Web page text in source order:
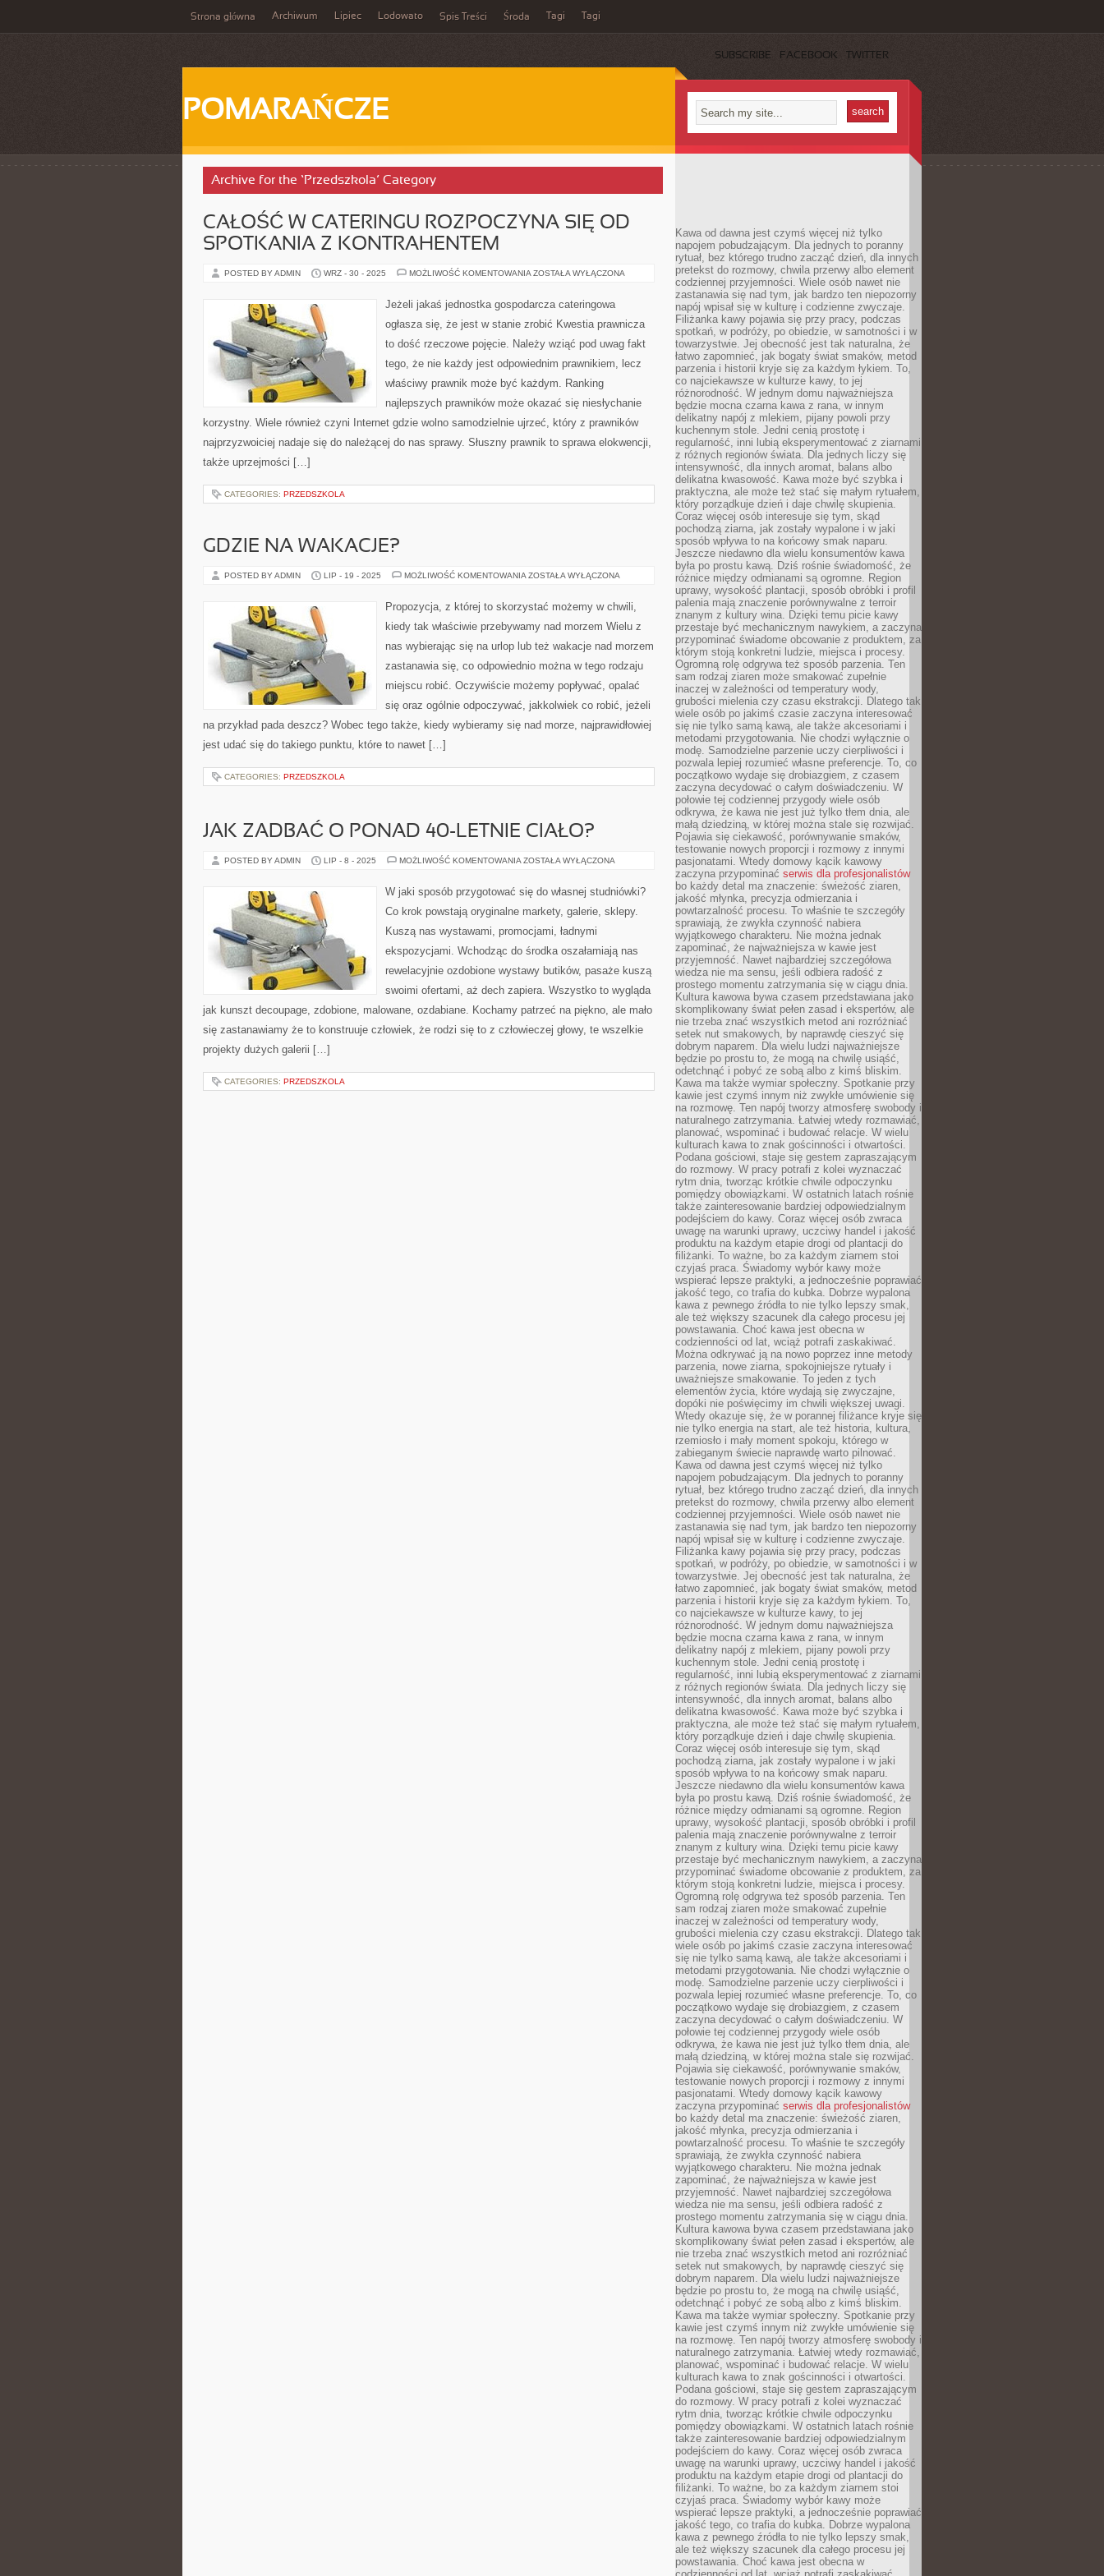
Strona główna Archiwum Lipiec Lodowato Spis Treści Środa Tagi Tagi
SUBSCRIBE FACEBOOK TWITTER
POMARAŃCZE
Archive for the ‘Przedszkola’ Category
CAŁOŚĆ W CATERINGU ROZPOCZYNA SIĘ OD
SPOTKANIA Z KONTRAHENTEM
POSTED BY ADMIN WRZ - 30 - 2025 MOŻLIWOŚĆ KOMENTOWANIA CAŁOŚĆ
ROZPOCZYNA
SIĘ
SPOTKANIA
KONTRAHENTEM
ZOSTAŁA WYŁĄCZONA
Jeżeli jakaś jednostka gospodarcza cateringowa
ogłasza się, że jest w stanie zrobić Kwestia prawnicza
to dość rzeczowe pojęcie. Należy wziąć pod uwag fakt
tego, że nie każdy jest odpowiednim prawnikiem, lecz
właściwy prawnik może być każdym. Ranking
najlepszych prawników może okazać się niesłychanie
korzystny. Wiele również czyni Internet gdzie wolno samodzielnie ujrzeć, który z prawników
najprzyzwoiciej nadaje się do należącej do nas sprawy. Słuszny prawnik to sprawa elokwencji,
także uprzejmości […]
CATEGORIES: PRZEDSZKOLA
GDZIE NA WAKACJE?
POSTED BY ADMIN LIP - 19 - 2025 MOŻLIWOŚĆ KOMENTOWANIA GDZIE
ZOSTAŁA WYŁĄCZONA
Propozycja, z której to skorzystać możemy w chwili,
kiedy tak właściwie przebywamy nad morzem Wielu z
nas wybierając się na urlop lub też wakacje nad morzem
zastanawia się, co odpowiednio można w tego rodzaju
miejscu robić. Oczywiście możemy popływać, opalać
się oraz ogólnie odpoczywać, jakkolwiek co robić, jeżeli
na przykład pada deszcz? Wobec tego także, kiedy wybieramy się nad morze, najprawidłowiej
jest udać się do takiego punktu, które to nawet […]
CATEGORIES: PRZEDSZKOLA
JAK ZADBAĆ O PONAD 40-LETNIE CIAŁO?
POSTED BY ADMIN LIP - 8 - 2025 MOŻLIWOŚĆ KOMENTOWANIA JAK
PONAD
40-
CIAŁO?
ZOSTAŁA WYŁĄCZONA
W jaki sposób przygotować się do własnej studniówki?
Co krok powstają oryginalne markety, galerie, sklepy.
Kuszą nas wystawami, promocjami, ładnymi
ekspozycjami. Wchodząc do środka oszałamiają nas
rewelacyjnie ozdobione wystawy butików, pasaże kuszą
swoimi ofertami, aż dech zapiera. Wszystko to wygląda
jak kunszt decoupage, zdobione, malowane, ozdabiane. Kochamy patrzeć na piękno, ale mało
się zastanawiamy że to konstruuje człowiek, że rodzi się to z człowieczej głowy, te wszelkie
projekty dużych galerii […]
CATEGORIES: PRZEDSZKOLA
Kawa od dawna jest czymś więcej niż tylko
napojem pobudzającym. Dla jednych to poranny
rytuał, bez którego trudno zacząć dzień, dla innych
pretekst do rozmowy, chwila przerwy albo element
codziennej przyjemności. Wiele osób nawet nie
zastanawia się nad tym, jak bardzo ten niepozorny
napój wpisał się w kulturę i codzienne zwyczaje.
Filiżanka kawy pojawia się przy pracy, podczas
spotkań, w podróży, po obiedzie, w samotności i w
towarzystwie. Jej obecność jest tak naturalna, że
łatwo zapomnieć, jak bogaty świat smaków, metod
parzenia i historii kryje się za każdym łykiem. To,
co najciekawsze w kulturze kawy, to jej
różnorodność. W jednym domu najważniejsza
będzie mocna czarna kawa z rana, w innym
delikatny napój z mlekiem, pijany powoli przy
kuchennym stole. Jedni cenią prostotę i
regularność, inni lubią eksperymentować z ziarnami
z różnych regionów świata. Dla jednych liczy się
intensywność, dla innych aromat, balans albo
delikatna kwasowość. Kawa może być szybka i
praktyczna, ale może też stać się małym rytuałem,
który porządkuje dzień i daje chwilę skupienia.
Coraz więcej osób interesuje się tym, skąd
pochodzą ziarna, jak zostały wypalone i w jaki
sposób wpływa to na końcowy smak naparu.
Jeszcze niedawno dla wielu konsumentów kawa
była po prostu kawą. Dziś rośnie świadomość, że
różnice między odmianami są ogromne. Region
uprawy, wysokość plantacji, sposób obróbki i profil
palenia mają znaczenie porównywalne z terroir
znanym z kultury wina. Dzięki temu picie kawy
przestaje być mechanicznym nawykiem, a zaczyna
przypominać świadome obcowanie z produktem, za
którym stoją konkretni ludzie, miejsca i procesy.
Ogromną rolę odgrywa też sposób parzenia. Ten
sam rodzaj ziaren może smakować zupełnie
inaczej w zależności od temperatury wody,
grubości mielenia czy czasu ekstrakcji. Dlatego tak
wiele osób po jakimś czasie zaczyna interesować
się nie tylko samą kawą, ale także akcesoriami i
metodami przygotowania. Nie chodzi wyłącznie o
modę. Samodzielne parzenie uczy cierpliwości i
pozwala lepiej rozumieć własne preferencje. To, co
początkowo wydaje się drobiazgiem, z czasem
zaczyna decydować o całym doświadczeniu. W
połowie tej codziennej przygody wiele osób
odkrywa, że kawa nie jest już tylko tłem dnia, ale
małą dziedziną, w której można stale się rozwijać.
Pojawia się ciekawość, porównywanie smaków,
testowanie nowych proporcji i rozmowy z innymi
pasjonatami. Wtedy domowy kącik kawowy
zaczyna przypominać serwis dla profesjonalistów
bo każdy detal ma znaczenie: świeżość ziaren,
jakość młynka, precyzja odmierzania i
powtarzalność procesu. To właśnie te szczegóły
sprawiają, że zwykła czynność nabiera
wyjątkowego charakteru. Nie można jednak
zapominać, że najważniejsza w kawie jest
przyjemność. Nawet najbardziej szczegółowa
wiedza nie ma sensu, jeśli odbiera radość z
prostego momentu zatrzymania się w ciągu dnia.
Kultura kawowa bywa czasem przedstawiana jako
skomplikowany świat pełen zasad i ekspertów, ale
nie trzeba znać wszystkich metod ani rozróżniać
setek nut smakowych, by naprawdę cieszyć się
dobrym naparem. Dla wielu ludzi najważniejsze
będzie po prostu to, że mogą na chwilę usiąść,
odetchnąć i pobyć ze sobą albo z kimś bliskim.
Kawa ma także wymiar społeczny. Spotkanie przy
kawie jest czymś innym niż zwykłe umówienie się
na rozmowę. Ten napój tworzy atmosferę swobody i
naturalnego zatrzymania. Łatwiej wtedy rozmawiać,
planować, wspominać i budować relacje. W wielu
kulturach kawa to znak gościnności i otwartości.
Podana gościowi, staje się gestem zapraszającym
do rozmowy. W pracy potrafi z kolei wyznaczać
rytm dnia, tworząc krótkie chwile odpoczynku
pomiędzy obowiązkami. W ostatnich latach rośnie
także zainteresowanie bardziej odpowiedzialnym
podejściem do kawy. Coraz więcej osób zwraca
uwagę na warunki uprawy, uczciwy handel i jakość
produktu na każdym etapie drogi od plantacji do
filiżanki. To ważne, bo za każdym ziarnem stoi
czyjaś praca. Świadomy wybór kawy może
wspierać lepsze praktyki, a jednocześnie poprawiać
jakość tego, co trafia do kubka. Dobrze wypalona
kawa z pewnego źródła to nie tylko lepszy smak,
ale też większy szacunek dla całego procesu jej
powstawania. Choć kawa jest obecna w
codzienności od lat, wciąż potrafi zaskakiwać.
Można odkrywać ją na nowo poprzez inne metody
parzenia, nowe ziarna, spokojniejsze rytuały i
uważniejsze smakowanie. To jeden z tych
elementów życia, które wydają się zwyczajne,
dopóki nie poświęcimy im chwili większej uwagi.
Wtedy okazuje się, że w porannej filiżance kryje się
nie tylko energia na start, ale też historia, kultura,
rzemiosło i mały moment spokoju, którego w
zabieganym świecie naprawdę warto pilnować.
Kawa od dawna jest czymś więcej niż tylko
napojem pobudzającym. Dla jednych to poranny
rytuał, bez którego trudno zacząć dzień, dla innych
pretekst do rozmowy, chwila przerwy albo element
codziennej przyjemności. Wiele osób nawet nie
zastanawia się nad tym, jak bardzo ten niepozorny
napój wpisał się w kulturę i codzienne zwyczaje.
Filiżanka kawy pojawia się przy pracy, podczas
spotkań, w podróży, po obiedzie, w samotności i w
towarzystwie. Jej obecność jest tak naturalna, że
łatwo zapomnieć, jak bogaty świat smaków, metod
parzenia i historii kryje się za każdym łykiem. To,
co najciekawsze w kulturze kawy, to jej
różnorodność. W jednym domu najważniejsza
będzie mocna czarna kawa z rana, w innym
delikatny napój z mlekiem, pijany powoli przy
kuchennym stole. Jedni cenią prostotę i
regularność, inni lubią eksperymentować z ziarnami
z różnych regionów świata. Dla jednych liczy się
intensywność, dla innych aromat, balans albo
delikatna kwasowość. Kawa może być szybka i
praktyczna, ale może też stać się małym rytuałem,
który porządkuje dzień i daje chwilę skupienia.
Coraz więcej osób interesuje się tym, skąd
pochodzą ziarna, jak zostały wypalone i w jaki
sposób wpływa to na końcowy smak naparu.
Jeszcze niedawno dla wielu konsumentów kawa
była po prostu kawą. Dziś rośnie świadomość, że
różnice między odmianami są ogromne. Region
uprawy, wysokość plantacji, sposób obróbki i profil
palenia mają znaczenie porównywalne z terroir
znanym z kultury wina. Dzięki temu picie kawy
przestaje być mechanicznym nawykiem, a zaczyna
przypominać świadome obcowanie z produktem, za
którym stoją konkretni ludzie, miejsca i procesy.
Ogromną rolę odgrywa też sposób parzenia. Ten
sam rodzaj ziaren może smakować zupełnie
inaczej w zależności od temperatury wody,
grubości mielenia czy czasu ekstrakcji. Dlatego tak
wiele osób po jakimś czasie zaczyna interesować
się nie tylko samą kawą, ale także akcesoriami i
metodami przygotowania. Nie chodzi wyłącznie o
modę. Samodzielne parzenie uczy cierpliwości i
pozwala lepiej rozumieć własne preferencje. To, co
początkowo wydaje się drobiazgiem, z czasem
zaczyna decydować o całym doświadczeniu. W
połowie tej codziennej przygody wiele osób
odkrywa, że kawa nie jest już tylko tłem dnia, ale
małą dziedziną, w której można stale się rozwijać.
Pojawia się ciekawość, porównywanie smaków,
testowanie nowych proporcji i rozmowy z innymi
pasjonatami. Wtedy domowy kącik kawowy
zaczyna przypominać serwis dla profesjonalistów
bo każdy detal ma znaczenie: świeżość ziaren,
jakość młynka, precyzja odmierzania i
powtarzalność procesu. To właśnie te szczegóły
sprawiają, że zwykła czynność nabiera
wyjątkowego charakteru. Nie można jednak
zapominać, że najważniejsza w kawie jest
przyjemność. Nawet najbardziej szczegółowa
wiedza nie ma sensu, jeśli odbiera radość z
prostego momentu zatrzymania się w ciągu dnia.
Kultura kawowa bywa czasem przedstawiana jako
skomplikowany świat pełen zasad i ekspertów, ale
nie trzeba znać wszystkich metod ani rozróżniać
setek nut smakowych, by naprawdę cieszyć się
dobrym naparem. Dla wielu ludzi najważniejsze
będzie po prostu to, że mogą na chwilę usiąść,
odetchnąć i pobyć ze sobą albo z kimś bliskim.
Kawa ma także wymiar społeczny. Spotkanie przy
kawie jest czymś innym niż zwykłe umówienie się
na rozmowę. Ten napój tworzy atmosferę swobody i
naturalnego zatrzymania. Łatwiej wtedy rozmawiać,
planować, wspominać i budować relacje. W wielu
kulturach kawa to znak gościnności i otwartości.
Podana gościowi, staje się gestem zapraszającym
do rozmowy. W pracy potrafi z kolei wyznaczać
rytm dnia, tworząc krótkie chwile odpoczynku
pomiędzy obowiązkami. W ostatnich latach rośnie
także zainteresowanie bardziej odpowiedzialnym
podejściem do kawy. Coraz więcej osób zwraca
uwagę na warunki uprawy, uczciwy handel i jakość
produktu na każdym etapie drogi od plantacji do
filiżanki. To ważne, bo za każdym ziarnem stoi
czyjaś praca. Świadomy wybór kawy może
wspierać lepsze praktyki, a jednocześnie poprawiać
jakość tego, co trafia do kubka. Dobrze wypalona
kawa z pewnego źródła to nie tylko lepszy smak,
ale też większy szacunek dla całego procesu jej
powstawania. Choć kawa jest obecna w